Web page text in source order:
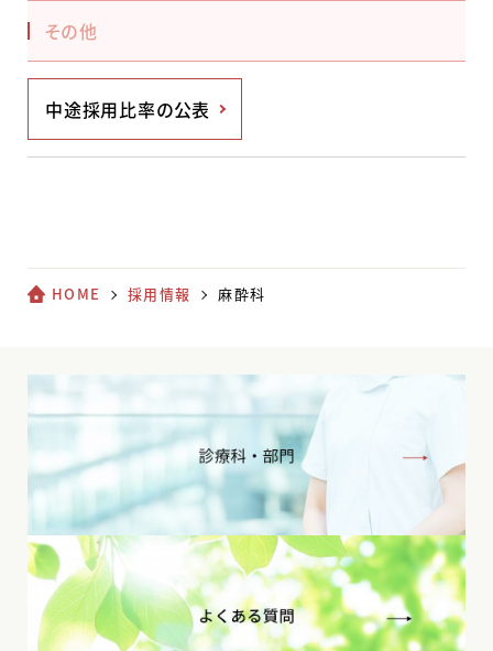
その他
中途採用比率の公表
HOME 採用情報 麻酔科